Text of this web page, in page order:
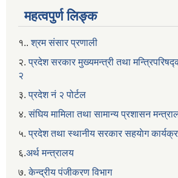
महत्वपुर्ण लिङ्क
१..श्रम संसार प्रणाली
२. प्रदेश सरकार मुख्यमन्त्री तथा
२
३.प्रदेश नं २ पोर्टल
४.संघिय मामिला तथा सामान्य प्रशासन
५.प्रदेश तथा स्थानीय सरकार सहयाेग
६.अर्थ मन्त्रालय
७.केन्द्रीय पंजीकरण विभाग